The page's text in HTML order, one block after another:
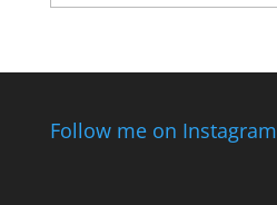
Follow me on Instagram